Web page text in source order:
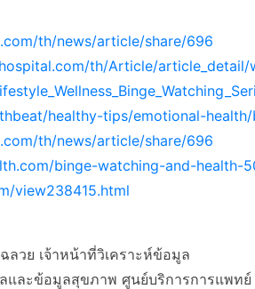
th/news/article/share/696
th/Article/article_detail/
healthy-tips/emotional-
th/news/article/share/696
binge-watching-and-health-
view238415.html
ลวย เจ้าหน้าที่วิเคราะห์ข้อมูล
และข้อมูลสุขภาพ ศูนย์บริการการแพทย์